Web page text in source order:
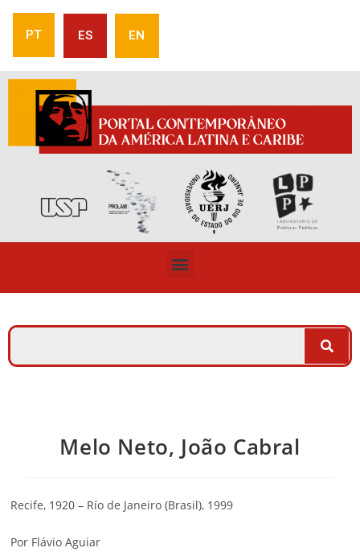
PT ES EN
Melo Neto, João Cabral
Recife, 1920 – Río de Janeiro (Brasil), 1999
Por Flávio Aguiar